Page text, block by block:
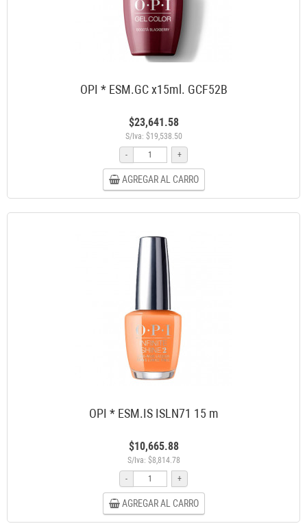
OPI * ESM.GC x15ml. GCF52B
$23,641.58
S/Iva: $19,538.50
-
+
AGREGAR AL CARRO
OPI * ESM.IS ISLN71 15 m
$10,665.88
S/Iva: $8,814.78
-
+
AGREGAR AL CARRO